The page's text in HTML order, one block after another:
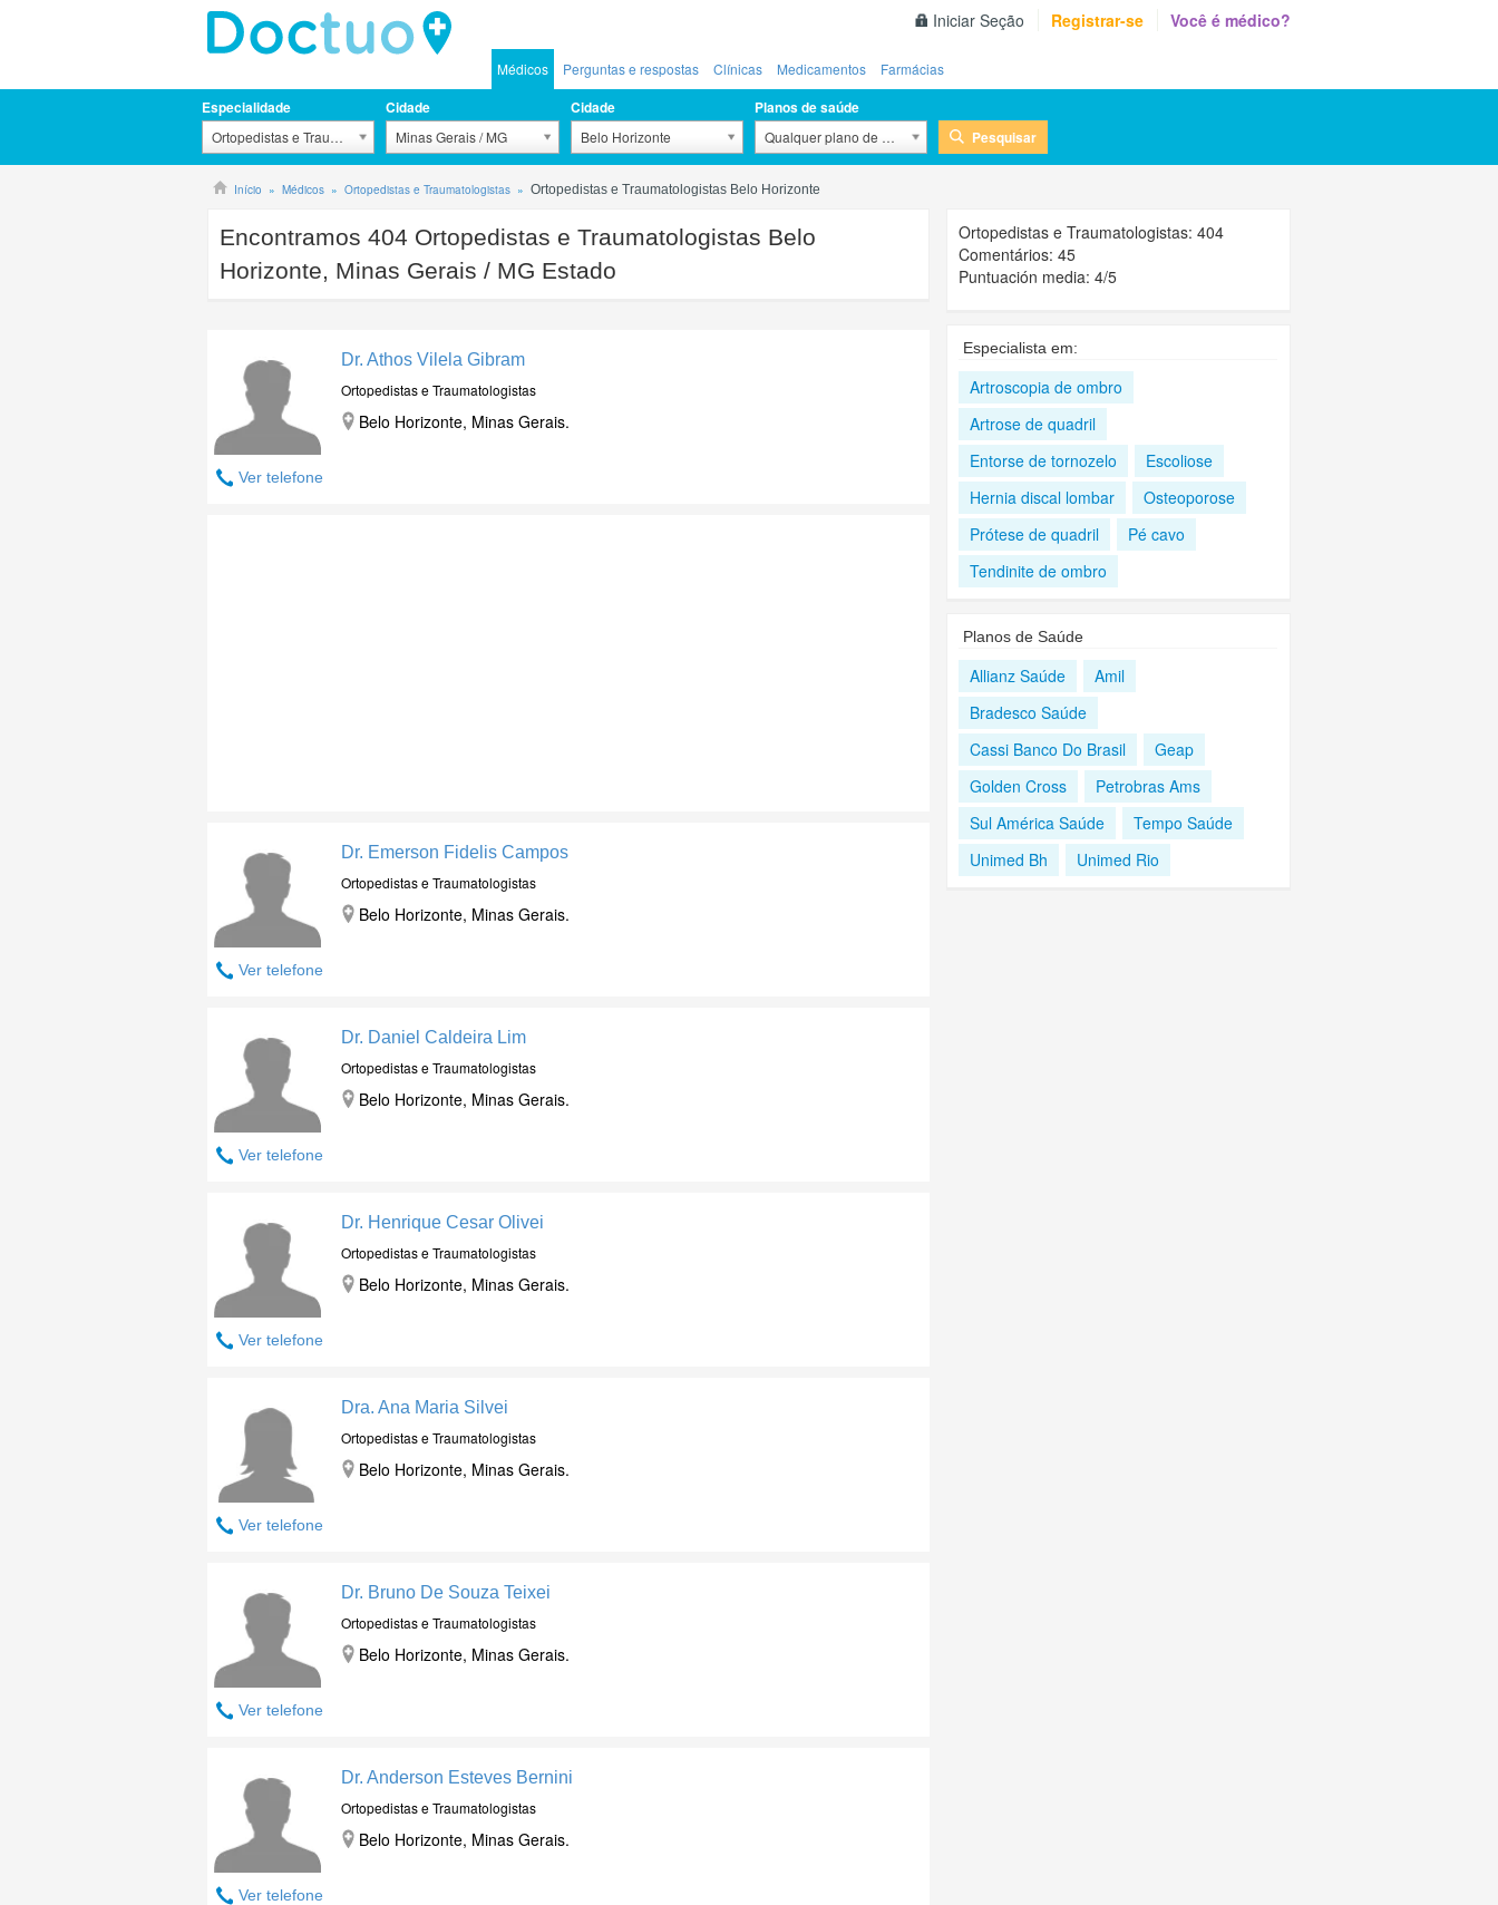
Iniciar Seção Registrar-se Você é médico?
Médicos Perguntas e respostas Clínicas Medicamentos Farmácias
Especialidade
Ortopedistas e Traumatologistas
Cidade
Minas Gerais / MG
Cidade
Belo Horizonte
Planos de saúde
Qualquer plano de saúde Pesquisar
Início Médicos Ortopedistas e Traumatologistas Ortopedistas e Traumatologistas Belo Horizonte
Encontramos 404 Ortopedistas e Traumatologistas Belo
Horizonte, Minas Gerais / MG Estado
Ver telefone
Dr. Athos Vilela Gibram
Ortopedistas e Traumatologistas
Belo Horizonte, Minas Gerais.
Ver telefone
Dr. Emerson Fidelis Campos
Ortopedistas e Traumatologistas
Belo Horizonte, Minas Gerais.
Ver telefone
Dr. Daniel Caldeira Lim
Ortopedistas e Traumatologistas
Belo Horizonte, Minas Gerais.
Ver telefone
Dr. Henrique Cesar Olivei
Ortopedistas e Traumatologistas
Belo Horizonte, Minas Gerais.
Ver telefone
Dra. Ana Maria Silvei
Ortopedistas e Traumatologistas
Belo Horizonte, Minas Gerais.
Ver telefone
Dr. Bruno De Souza Teixei
Ortopedistas e Traumatologistas
Belo Horizonte, Minas Gerais.
Ver telefone
Dr. Anderson Esteves Bernini
Ortopedistas e Traumatologistas
Belo Horizonte, Minas Gerais.
Ortopedistas e Traumatologistas: 404
Comentários: 45
Puntuación media: 4/5
Especialista em:
Artroscopia de ombro
Artrose de quadril
Entorse de tornozelo
Escoliose
Hernia discal lombar
Osteoporose
Prótese de quadril
Pé cavo
Tendinite de ombro
Planos de Saúde
Allianz Saúde
Amil
Bradesco Saúde
Cassi Banco Do Brasil
Geap
Golden Cross
Petrobras Ams
Sul América Saúde
Tempo Saúde
Unimed Bh
Unimed Rio